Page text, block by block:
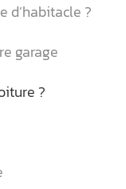
d’habitacle ?
garage
?